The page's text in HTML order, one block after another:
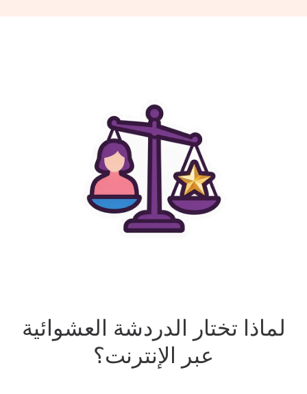
لماذا تختار الدردشة العشوائية
عبر الإنترنت؟